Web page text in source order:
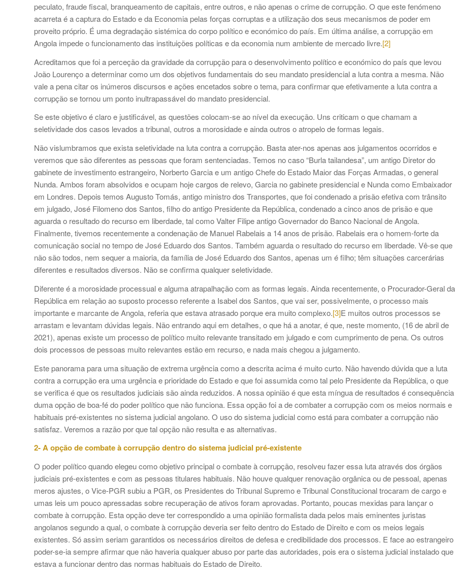
peculato, fraude fiscal, branqueamento de capitais, entre outros, e não apenas o crime de corrupção. O que este fenómeno
acarreta é a captura do Estado e da Economia pelas forças corruptas e a utilização dos seus mecanismos de poder em
proveito próprio. É uma degradação sistémica do corpo político e económico do país. Em última análise, a corrupção em
Angola impede o funcionamento das instituições políticas e da economia num ambiente de mercado livre.[2]
Acreditamos que foi a perceção da gravidade da corrupção para o desenvolvimento político e económico do país que levou
João Lourenço a determinar como um dos objetivos fundamentais do seu mandato presidencial a luta contra a mesma. Não
vale a pena citar os inúmeros discursos e ações encetados sobre o tema, para confirmar que efetivamente a luta contra a
corrupção se tornou um ponto inultrapassável do mandato presidencial.
Se este objetivo é claro e justificável, as questões colocam-se ao nível da execução. Uns criticam o que chamam a
seletividade dos casos levados a tribunal, outros a morosidade e ainda outros o atropelo de formas legais.
Não vislumbramos que exista seletividade na luta contra a corrupção. Basta ater-nos apenas aos julgamentos ocorridos e
veremos que são diferentes as pessoas que foram sentenciadas. Temos no caso “Burla tailandesa”, um antigo Diretor do
gabinete de investimento estrangeiro, Norberto Garcia e um antigo Chefe do Estado Maior das Forças Armadas, o general
Nunda. Ambos foram absolvidos e ocupam hoje cargos de relevo, Garcia no gabinete presidencial e Nunda como Embaixador
em Londres. Depois temos Augusto Tomás, antigo ministro dos Transportes, que foi condenado a prisão efetiva com trânsito
em julgado, José Filomeno dos Santos, filho do antigo Presidente da República, condenado a cinco anos de prisão e que
aguarda o resultado do recurso em liberdade, tal como Valter Filipe antigo Governador do Banco Nacional de Angola.
Finalmente, tivemos recentemente a condenação de Manuel Rabelais a 14 anos de prisão. Rabelais era o homem-forte da
comunicação social no tempo de José Eduardo dos Santos. Também aguarda o resultado do recurso em liberdade. Vê-se que
não são todos, nem sequer a maioria, da família de José Eduardo dos Santos, apenas um é filho; têm situações carcerárias
diferentes e resultados diversos. Não se confirma qualquer seletividade.
Diferente é a morosidade processual e alguma atrapalhação com as formas legais. Ainda recentemente, o Procurador-Geral da
República em relação ao suposto processo referente a Isabel dos Santos, que vai ser, possivelmente, o processo mais
importante e marcante de Angola, referia que estava atrasado porque era muito complexo.[3]E muitos outros processos se
arrastam e levantam dúvidas legais. Não entrando aqui em detalhes, o que há a anotar, é que, neste momento, (16 de abril de
2021), apenas existe um processo de político muito relevante transitado em julgado e com cumprimento de pena. Os outros
dois processos de pessoas muito relevantes estão em recurso, e nada mais chegou a julgamento.
Este panorama para uma situação de extrema urgência como a descrita acima é muito curto. Não havendo dúvida que a luta
contra a corrupção era uma urgência e prioridade do Estado e que foi assumida como tal pelo Presidente da República, o que
se verifica é que os resultados judiciais são ainda reduzidos. A nossa opinião é que esta míngua de resultados é consequência
duma opção de boa-fé do poder político que não funciona. Essa opção foi a de combater a corrupção com os meios normais e
habituais pré-existentes no sistema judicial angolano. O uso do sistema judicial como está para combater a corrupção não
satisfaz. Veremos a razão por que tal opção não resulta e as alternativas.
2- A opção de combate à corrupção dentro do sistema judicial pré-existente
O poder político quando elegeu como objetivo principal o combate à corrupção, resolveu fazer essa luta através dos órgãos
judiciais pré-existentes e com as pessoas titulares habituais. Não houve qualquer renovação orgânica ou de pessoal, apenas
meros ajustes, o Vice-PGR subiu a PGR, os Presidentes do Tribunal Supremo e Tribunal Constitucional trocaram de cargo e
umas leis um pouco apressadas sobre recuperação de ativos foram aprovadas. Portanto, poucas mexidas para lançar o
combate à corrupção. Esta opção deve ter correspondido a uma opinião formalista dada pelos mais eminentes juristas
angolanos segundo a qual, o combate à corrupção deveria ser feito dentro do Estado de Direito e com os meios legais
existentes. Só assim seriam garantidos os necessários direitos de defesa e credibilidade dos processos. E face ao estrangeiro
poder-se-ia sempre afirmar que não haveria qualquer abuso por parte das autoridades, pois era o sistema judicial instalado que
estava a funcionar dentro das normas habituais do Estado de Direito.